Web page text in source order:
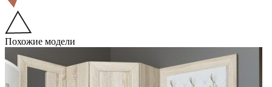
Похожие модели